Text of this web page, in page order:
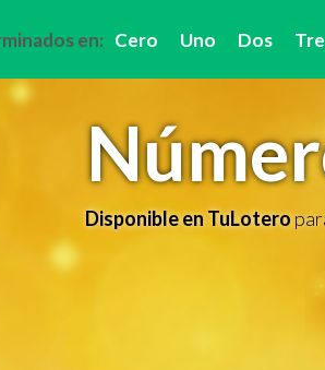
en: Cero Uno Dos
Disponible en TuLotero